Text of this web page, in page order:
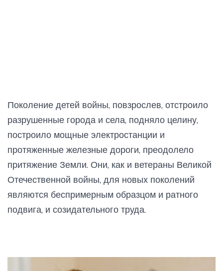
Поколение детей войны, повзрослев, отстроило
разрушенные города и села, подняло целину,
построило мощные электростанции и
протяженные железные дороги, преодолело
притяжение Земли. Они, как и ветераны Великой
Отечественной войны, для новых поколений
являются беспримерным образцом и ратного
подвига, и созидательного труда.